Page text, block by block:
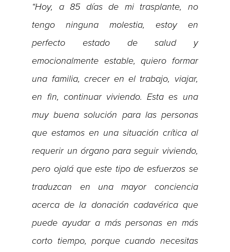
“Hoy, a 85 días de mi trasplante, no
tengo ninguna molestia, estoy en
perfecto estado de salud y
emocionalmente estable, quiero formar
una familia, crecer en el trabajo, viajar,
en fin, continuar viviendo. Esta es una
muy buena solución para las personas
que estamos en una situación crítica al
requerir un órgano para seguir viviendo,
pero ojalá que este tipo de esfuerzos se
traduzcan en una mayor conciencia
acerca de la donación cadavérica que
puede ayudar a más personas en más
corto tiempo, porque cuando necesitas